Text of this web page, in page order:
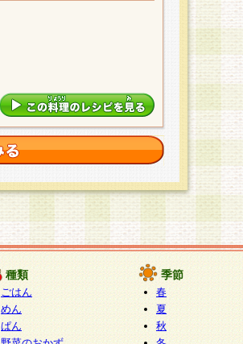
種類
ごはん
めん
ぱん
季節
春
夏
秋